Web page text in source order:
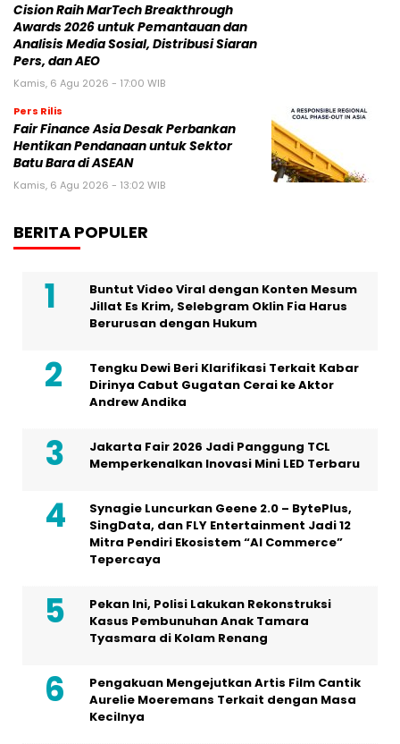
Cision Raih MarTech Breakthrough
Awards 2026 untuk Pemantauan dan
Analisis Media Sosial, Distribusi Siaran
Pers, dan AEO
Kamis, 6 Agu 2026 - 17:00 WIB
Pers Rilis
Fair Finance Asia Desak Perbankan
Hentikan Pendanaan untuk Sektor
Batu Bara di ASEAN
Kamis, 6 Agu 2026 - 13:02 WIB
BERITA POPULER
Buntut Video Viral dengan Konten Mesum
Jillat Es Krim, Selebgram Oklin Fia Harus
Berurusan dengan Hukum
Tengku Dewi Beri Klarifikasi Terkait Kabar
Dirinya Cabut Gugatan Cerai ke Aktor
Andrew Andika
Jakarta Fair 2026 Jadi Panggung TCL
Memperkenalkan Inovasi Mini LED Terbaru
Synagie Luncurkan Geene 2.0 – BytePlus,
SingData, dan FLY Entertainment Jadi 12
Mitra Pendiri Ekosistem “AI Commerce”
Tepercaya
Pekan Ini, Polisi Lakukan Rekonstruksi
Kasus Pembunuhan Anak Tamara
Tyasmara di Kolam Renang
Pengakuan Mengejutkan Artis Film Cantik
Aurelie Moeremans Terkait dengan Masa
Kecilnya